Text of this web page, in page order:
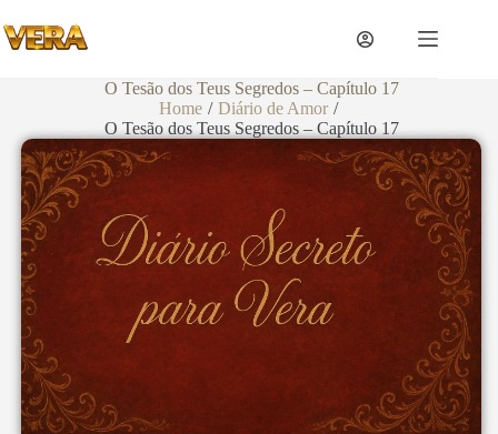
O Tesão dos Teus Segredos – Capítulo 17
Home / Diário de Amor /
O Tesão dos Teus Segredos – Capítulo 17